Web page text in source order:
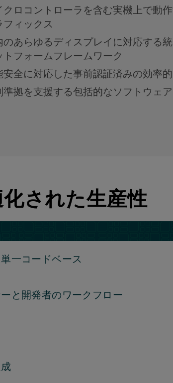
クロコントローラを含む実機上で動
フィックス
のあらゆるディスプレイに対応する
トフォームフレームワーク
安全に対応した事前認証済みの効率
準拠を支援する包括的なソフトウェ
された生産性
一コードベース
と開発者のワークフロー